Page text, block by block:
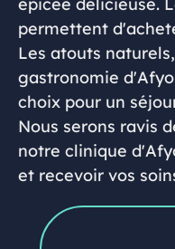
permettent
Les atouts
gastronomie
choix pour un
Nous serons ravis
notre clinique
et recevoir vos